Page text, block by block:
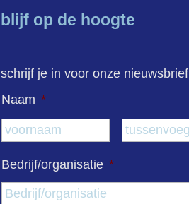
blijf op de hoogte
schrijf je in voor onze nieuwsbrief
Naam *
Voornaam
Bedrijf/organisatie *